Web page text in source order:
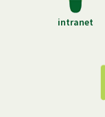
intranet